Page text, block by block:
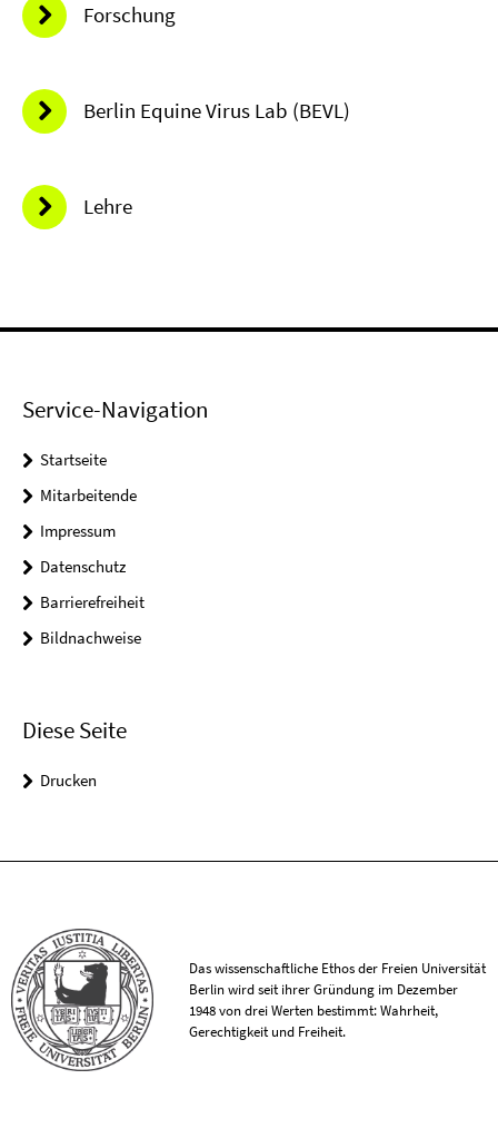
Forschung
Berlin Equine Virus Lab (BEVL)
Lehre
Service-Navigation
Startseite
Mitarbeitende
Impressum
Datenschutz
Barrierefreiheit
Bildnachweise
Diese Seite
Drucken
Das wissenschaftliche Ethos der Freien Universität
Berlin wird seit ihrer Gründung im Dezember
1948 von drei Werten bestimmt: Wahrheit,
Gerechtigkeit und Freiheit.